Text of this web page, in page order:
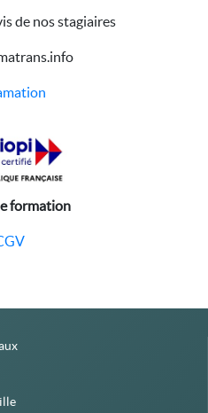
de nos stagiaires
formation